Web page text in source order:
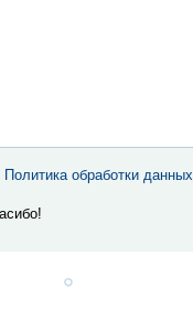
Политика обработки данных